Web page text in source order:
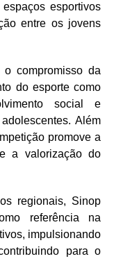
esportivos
entre os jovens
o compromisso da
do esporte como
social e
Além
promove a
a valorização do
regionais, Sinop
referência na
impulsionando
para o